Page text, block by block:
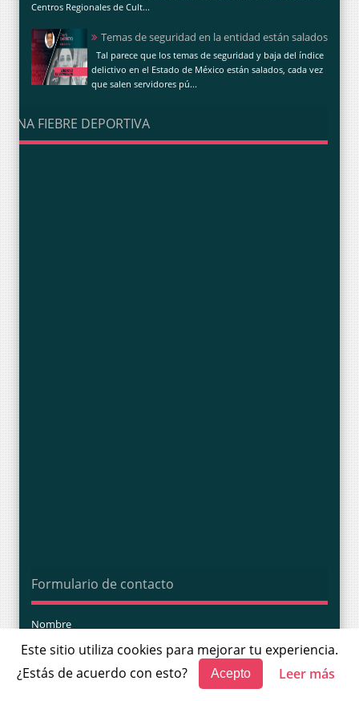
Este sitio utiliza cookies para mejorar tu experiencia.
¿Estás de acuerdo con esto?
Acepto Leer más
Centros Regionales de Cult...
Temas de seguridad en la entidad están salados
Tal parece que los temas de seguridad y baja del índice
delictivo en el Estado de México están salados, cada vez
que salen servidores pú...
UNA FIEBRE DEPORTIVA
Formulario de contacto
Nombre
Correo electrónico*